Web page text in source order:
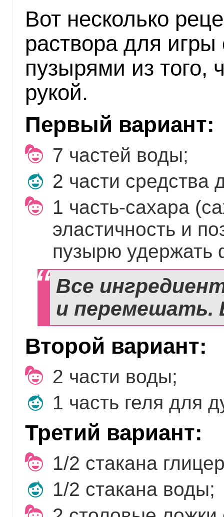
Вот несколько
раствора для
пузырями из того,
рукой.
Первый вариант:
7 частей воды;
2 части средства
1 часть-сахара
эластичность и
пузырю удержать
Все
и перемешать.
Второй вариант:
2 части воды;
1 часть геля для
Третий вариант:
1/2 стакана
1/2 стакана воды;